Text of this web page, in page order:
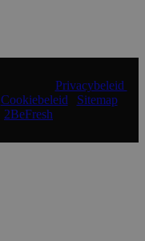
Privacybeleid
Cookiebeleid Sitemap|
2BeFresh